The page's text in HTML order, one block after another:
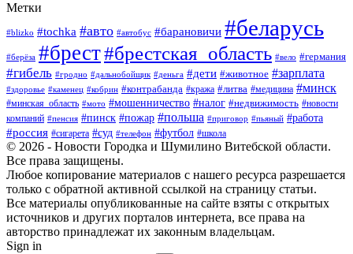
Метки
#blizko #tochka #авто #автобус #барановичи #беларусь
#берёза #брест#брестская_область #вело #германия
#гибель #гродно #дальнобойщик #деньга #дети #животное #зарплата
#здоровье #каменец #кобрин #контрабанда #кража #литва #медицина #минск
#минская_область #мото #мошенничество #налог #недвижимость #новости
компаний #пенсия #пинск #пожар #польша #приговор #пьяный #работа
#россия #сигарета #суд #телефон #футбол #школа
© 2026 - Новости Городка и Шумилино Витебской области.
Все права защищены.
Любое копирование материалов с нашего ресурса разрешается
только с обратной активной ссылкой на страницу статьи.
Все материалы опубликованные на сайте взяты с открытых
источников и других порталов интернета, все права на
авторство принадлежат их законным владельцам.
Sign in